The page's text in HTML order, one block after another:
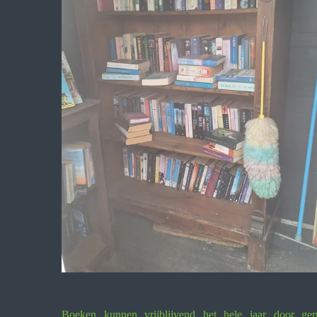
Boeken kunnen vrijblijvend het hele jaar door